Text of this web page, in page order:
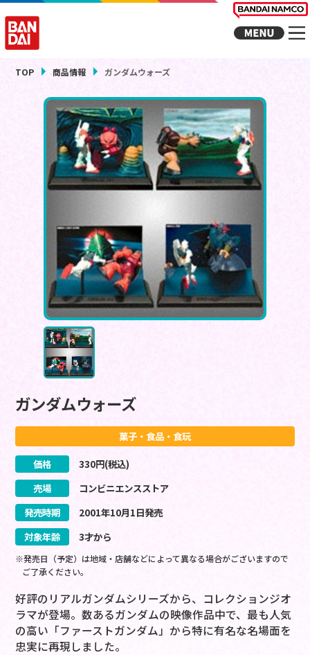
TOP 商品情報 ガンダムウォーズ
ガンダムウォーズ
菓子・食品・食玩
価格 330円(税込)
売場
コンビニエンスストア
発売時期
2001年10月1日発売
対象年齢
3才から
※発売日（予定）は地域・店舗などによって異なる場合がございますので
ご了承ください。
好評のリアルガンダムシリーズから、コレクションジオ
ラマが登場。数あるガンダムの映像作品中で、最も人気
の高い「ファーストガンダム」から特に有名な名場面を
忠実に再現しました。